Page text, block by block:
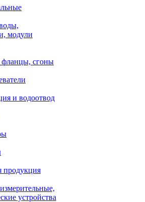
модули
сгоны
и водоотвод
продукция
устройства